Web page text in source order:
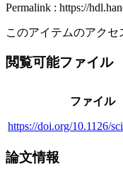
Permalink : https://
このアイテムのアクセ
閲覧可能ファイル
ファイル
https://doi.org/10.1126/
論文情報